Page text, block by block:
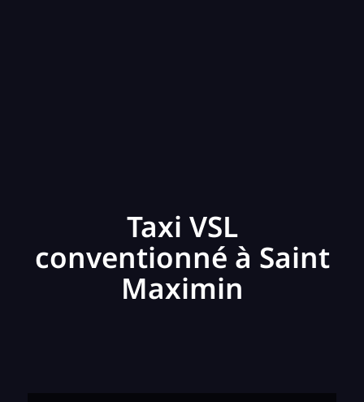
Taxi VSL
conventionné à Saint
Maximin